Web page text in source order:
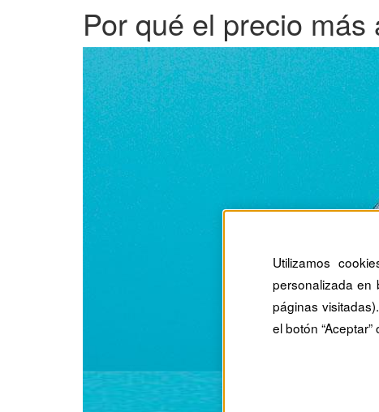
Por qué el precio
Utilizamos
personalizada en
páginas
el botón